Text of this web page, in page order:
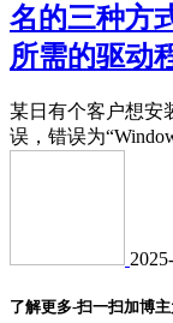
名的三种方
所需的驱动
某日有个客户想安
误，错误为
了解更多-扫一扫加博主